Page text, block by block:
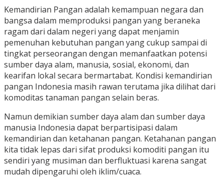
Kemandirian Pangan adalah kemampuan negara dan
bangsa dalam memproduksi pangan yang beraneka
ragam dari dalam negeri yang dapat menjamin
pemenuhan kebutuhan pangan yang cukup sampai di
tingkat perseorangan dengan memanfaatkan potensi
sumber daya alam, manusia, sosial, ekonomi, dan
kearifan lokal secara bermartabat. Kondisi kemandirian
pangan Indonesia masih rawan terutama jika dilihat dari
komoditas tanaman pangan selain beras.
Namun demikian sumber daya alam dan sumber daya
manusia Indonesia dapat berpartisipasi dalam
kemandirian dan ketahanan pangan. Ketahanan pangan
kita tidak lepas dari sifat produksi komoditi pangan itu
sendiri yang musiman dan berfluktuasi karena sangat
mudah dipengaruhi oleh iklim/cuaca.